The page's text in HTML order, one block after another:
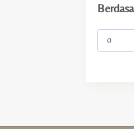
Love &